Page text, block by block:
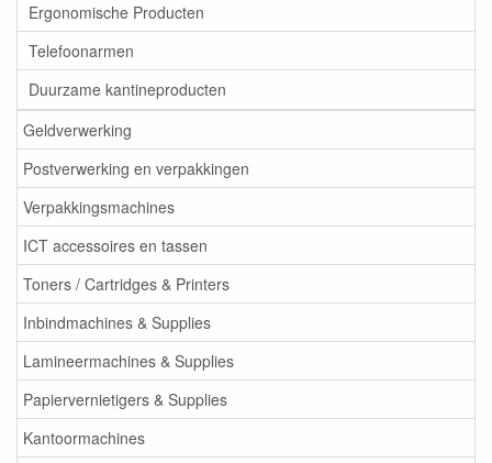
Ergonomische Producten
Telefoonarmen
Duurzame kantineproducten
Geldverwerking
Postverwerking en verpakkingen
Verpakkingsmachines
ICT accessoires en tassen
Toners / Cartridges & Printers
Inbindmachines & Supplies
Lamineermachines & Supplies
Papiervernietigers & Supplies
Kantoormachines